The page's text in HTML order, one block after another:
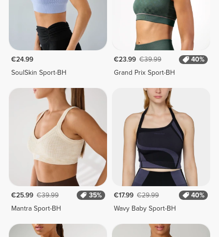
€24.99
SoulSkin Sport-BH
€23.99 €39.99
40%
Grand Prix Sport-BH
€25.99 €39.99
35%
Mantra Sport-BH
€17.99 €29.99
40%
Wavy Baby Sport-BH